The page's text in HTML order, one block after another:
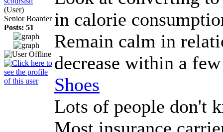
(User)
Senior Boarder
Posts: 51
in calorie
Remain calm in
decrease within a
Shoes
Lots of people don't